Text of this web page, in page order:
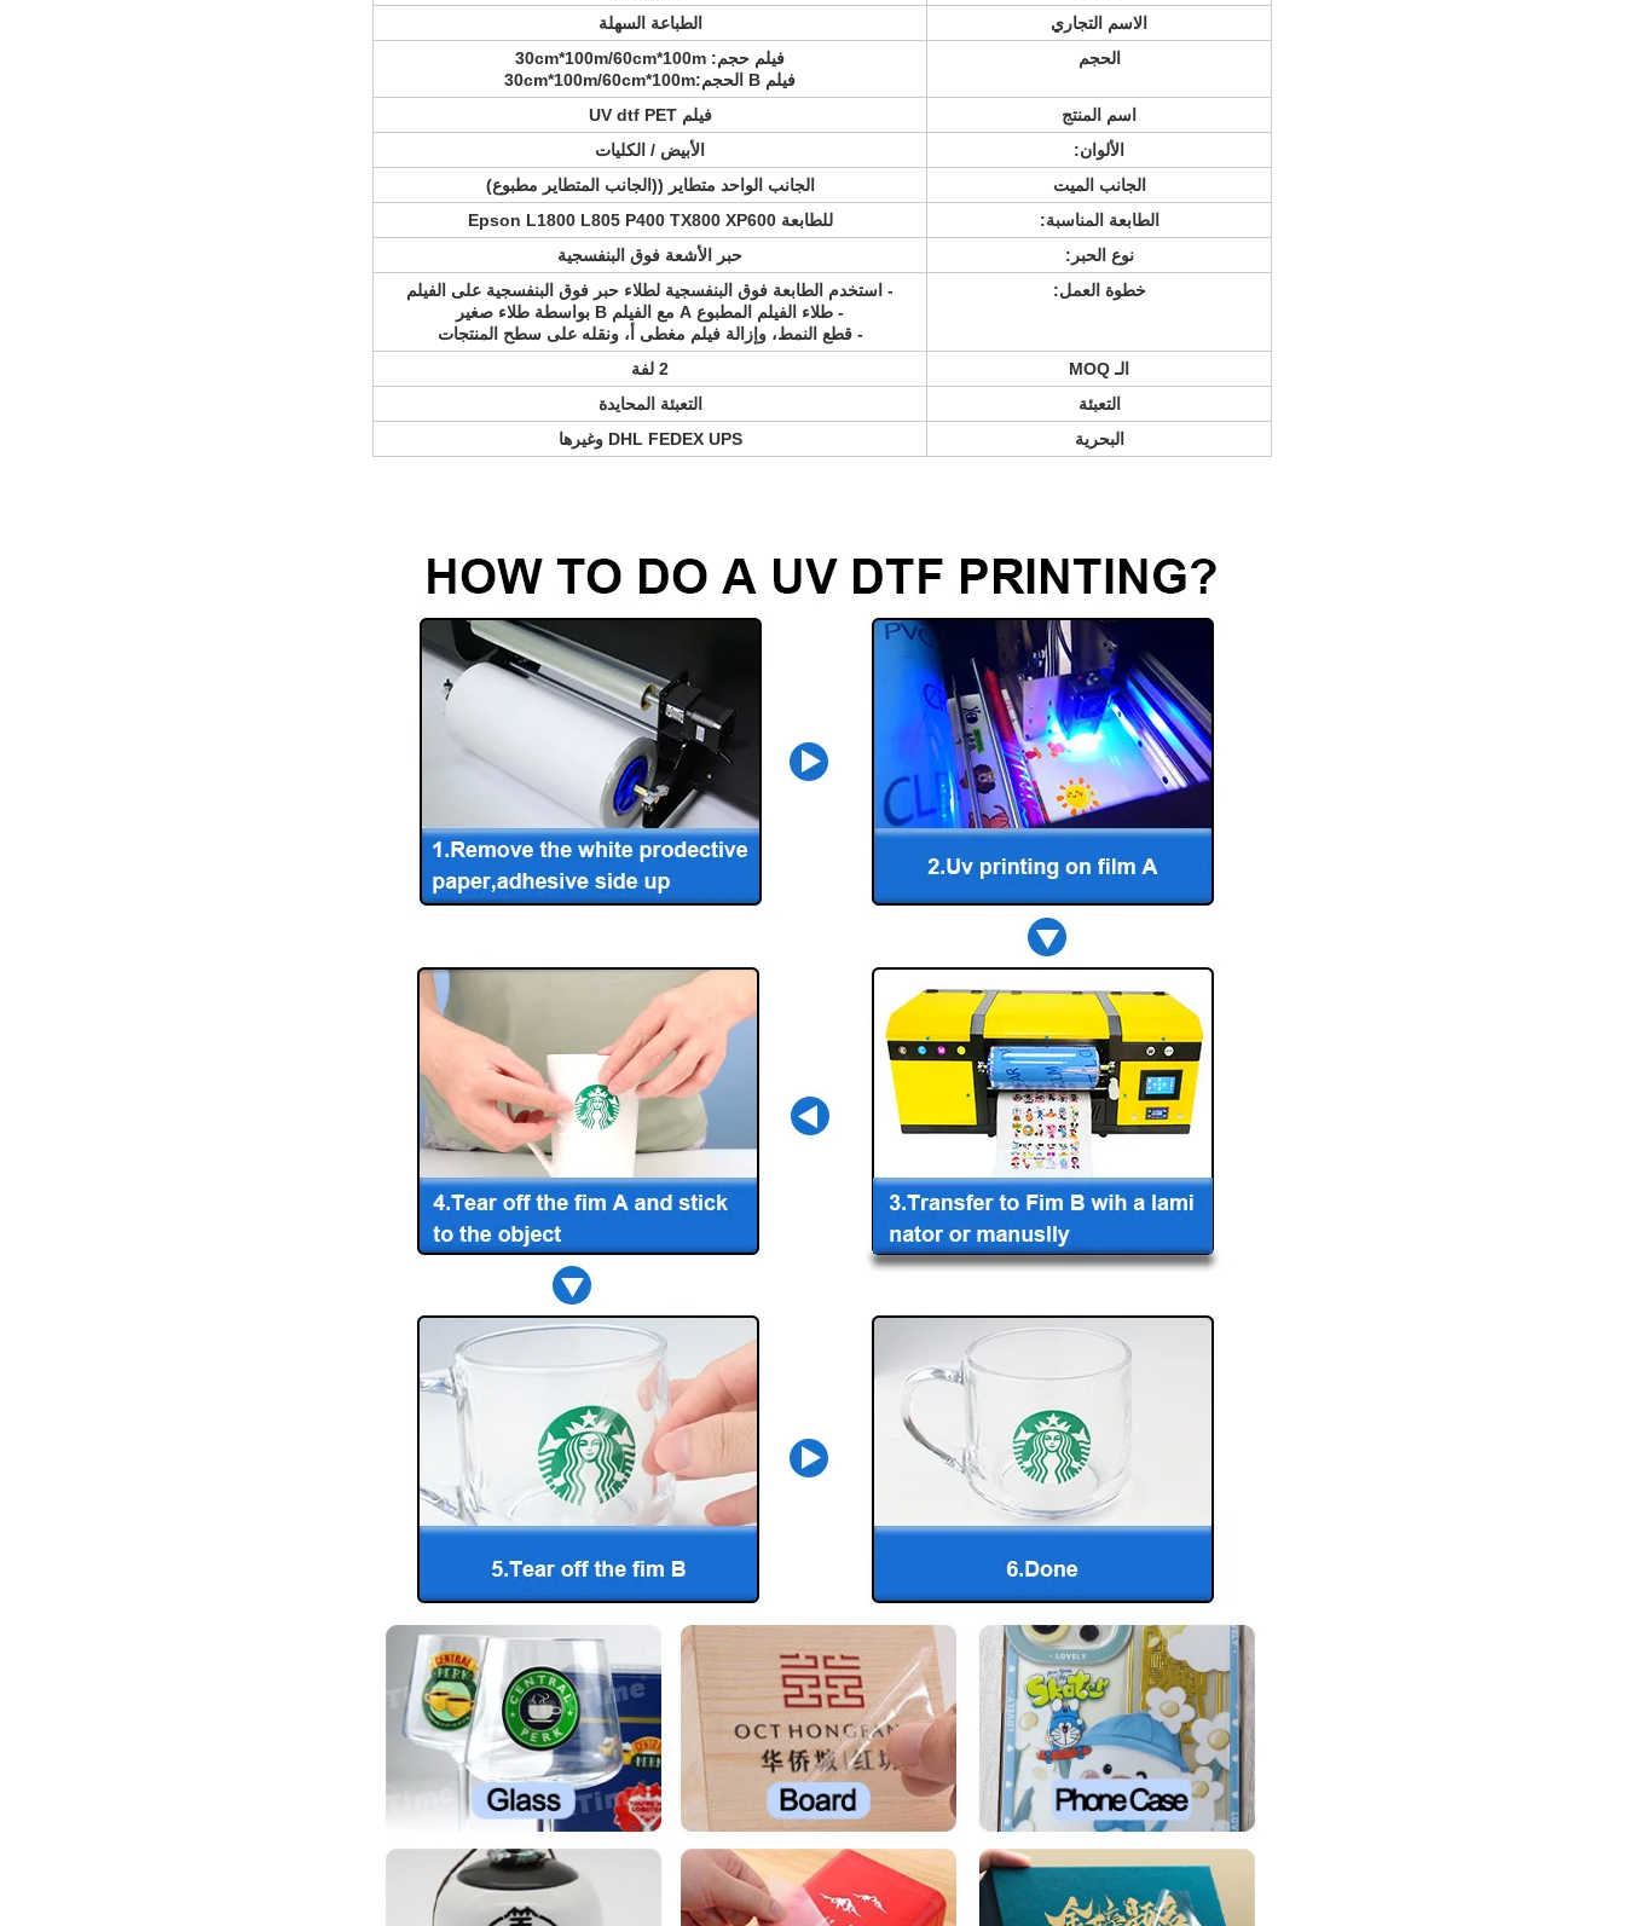
الاسم التجاري
الطباعة السهلة
الحجم
فيلم حجم: 30cm*100m/60cm*100m
فيلم B الحجم:
30cm*100m/60cm*100m
اسم المنتج
فيلم UV dtf PET
الألوان:
الأبيض / الكليات
الجانب الميت
الجانب الواحد متطاير ((الجانب المتطاير مطبوع)
الطابعة المناسبة:
للطابعة Epson L1800 L805 P400 TX800 XP600
نوع الحبر:
حبر الأشعة فوق البنفسجية
خطوة العمل:
- استخدم الطابعة فوق البنفسجية لطلاء حبر فوق البنفسجية على الفيلم
- طلاء الفيلم المطبوع A مع الفيلم B بواسطة طلاء صغير
- قطع النمط، وإزالة فيلم مغطى أ، ونقله على سطح المنتجات
الـ MOQ
2 لفة
التعبئة
التعبئة المحايدة
البحرية
DHL FEDEX UPS وغيرها